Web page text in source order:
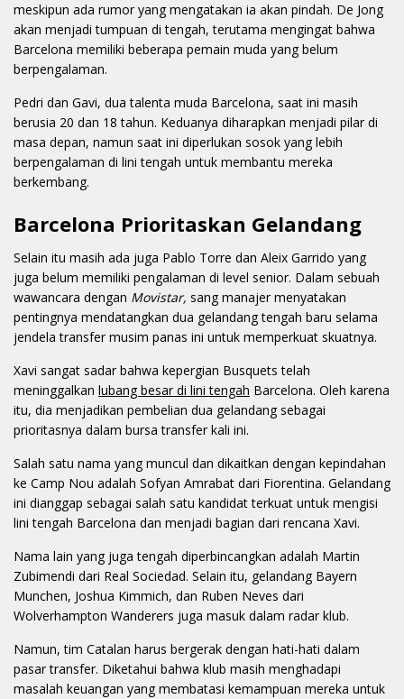
meskipun ada rumor yang mengatakan ia akan pindah. De Jong
akan menjadi tumpuan di tengah, terutama mengingat bahwa
Barcelona memiliki beberapa pemain muda yang belum
berpengalaman.
Pedri dan Gavi, dua talenta muda Barcelona, saat ini masih
berusia 20 dan 18 tahun. Keduanya diharapkan menjadi pilar di
masa depan, namun saat ini diperlukan sosok yang lebih
berpengalaman di lini tengah untuk membantu mereka
berkembang.
Barcelona Prioritaskan Gelandang
Selain itu masih ada juga Pablo Torre dan Aleix Garrido yang
juga belum memiliki pengalaman di level senior. Dalam sebuah
wawancara dengan Movistar, sang manajer menyatakan
pentingnya mendatangkan dua gelandang tengah baru selama
jendela transfer musim panas ini untuk memperkuat skuatnya.
Xavi sangat sadar bahwa kepergian Busquets telah
meninggalkan lubang besar di lini tengah Barcelona. Oleh karena
itu, dia menjadikan pembelian dua gelandang sebagai
prioritasnya dalam bursa transfer kali ini.
Salah satu nama yang muncul dan dikaitkan dengan kepindahan
ke Camp Nou adalah Sofyan Amrabat dari Fiorentina. Gelandang
ini dianggap sebagai salah satu kandidat terkuat untuk mengisi
lini tengah Barcelona dan menjadi bagian dari rencana Xavi.
Nama lain yang juga tengah diperbincangkan adalah Martin
Zubimendi dari Real Sociedad. Selain itu, gelandang Bayern
Munchen, Joshua Kimmich, dan Ruben Neves dari
Wolverhampton Wanderers juga masuk dalam radar klub.
Namun, tim Catalan harus bergerak dengan hati-hati dalam
pasar transfer. Diketahui bahwa klub masih menghadapi
masalah keuangan yang membatasi kemampuan mereka untuk